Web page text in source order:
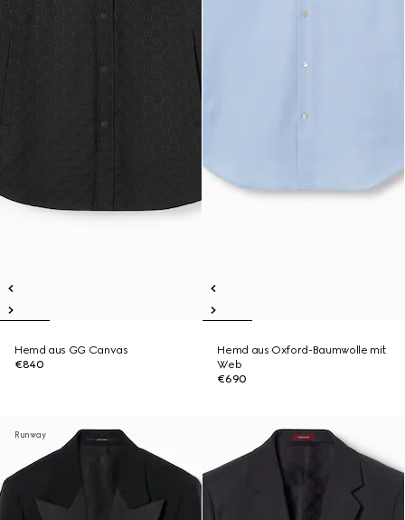
Hemd aus GG Canvas
€840
Hemd aus Oxford-Baumwolle mit
Web
€690
Runway